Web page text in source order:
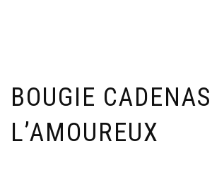
BOUGIE
L’AMOUREUX